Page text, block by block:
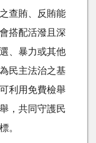
查賄、反賄能
搭配活潑且深
、暴力或其他
民主法治之基
利用免費檢舉
，共同守護民
。